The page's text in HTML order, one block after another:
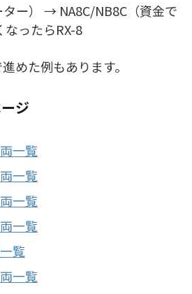
ター） → NA8C/NB8C（資金で
ったらRX-8
めた例もあります。
ジ
一覧
一覧
一覧
一覧
覧
一覧